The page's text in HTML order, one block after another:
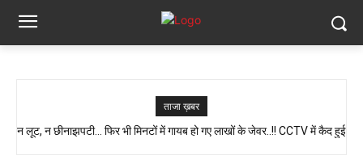
ताजा ख़बर
स्वास्थ्य मंत्री श्याम बिहारी जायसवाल का बड़ा बयान, कहा- प्रदेश में कोई भी झोलाछाप
न लूट, न छीनाझपटी… फिर भी मिनटों में गायब हो गए लाखों के जेवर..!! CCTV में कैद हुई